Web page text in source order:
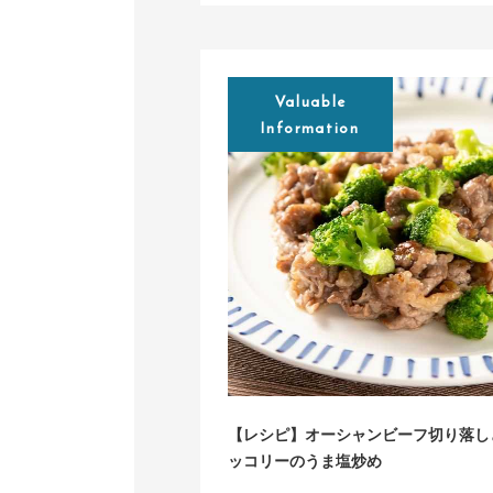
【レシピ】オーシャンビーフ切り落
ッコリーのうま塩炒め
Valuable
Information